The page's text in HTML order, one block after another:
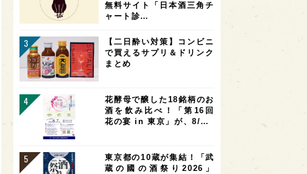
無料サイト「日本酒三角チ
ャート診…
【二日酔い対策】コンビニ
で買えるサプリ＆ドリンク
まとめ
花酵母で醸した18銘柄のお
酒を飲み比べ！「第16回
花の宴 in 東京」が、8/…
東京都の10蔵が集結！「武
蔵の國の酒祭り2026」